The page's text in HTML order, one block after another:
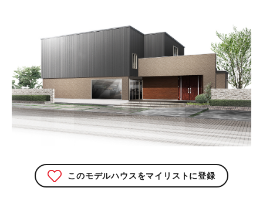
このモデルハウスをマイリストに登録